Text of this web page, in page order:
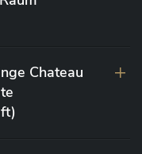
Chateau